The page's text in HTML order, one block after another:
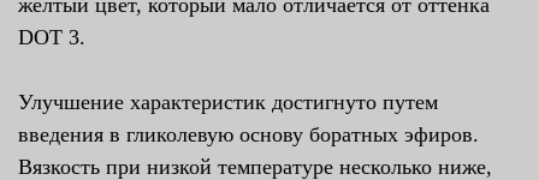
DOT 3.
Улучшение характеристик достигнуто путем
введения в гликолевую основу боратных эфиров.
Вязкость при низкой температуре несколько ниже,